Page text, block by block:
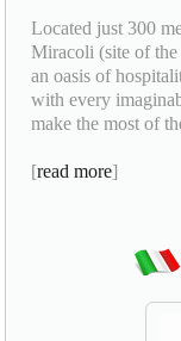
Located just 300
Miracoli (site of
an oasis of
with every
make the most of
[read more]